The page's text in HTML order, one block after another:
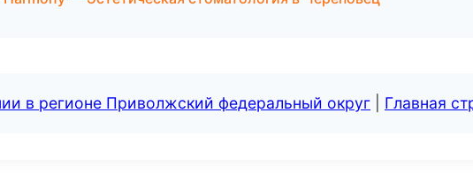
в регионе Приволжский федеральный округ Главная